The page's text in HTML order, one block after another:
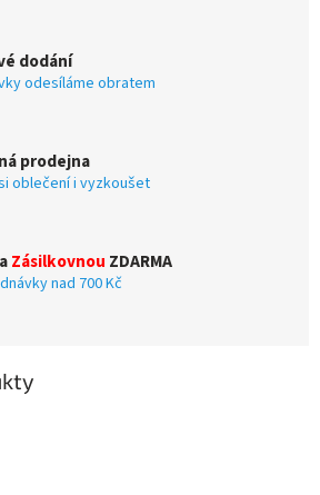
dodání
odesíláme obratem
prodejna
oblečení i vyzkoušet
Zásilkovnou ZDARMA
nad 700 Kč